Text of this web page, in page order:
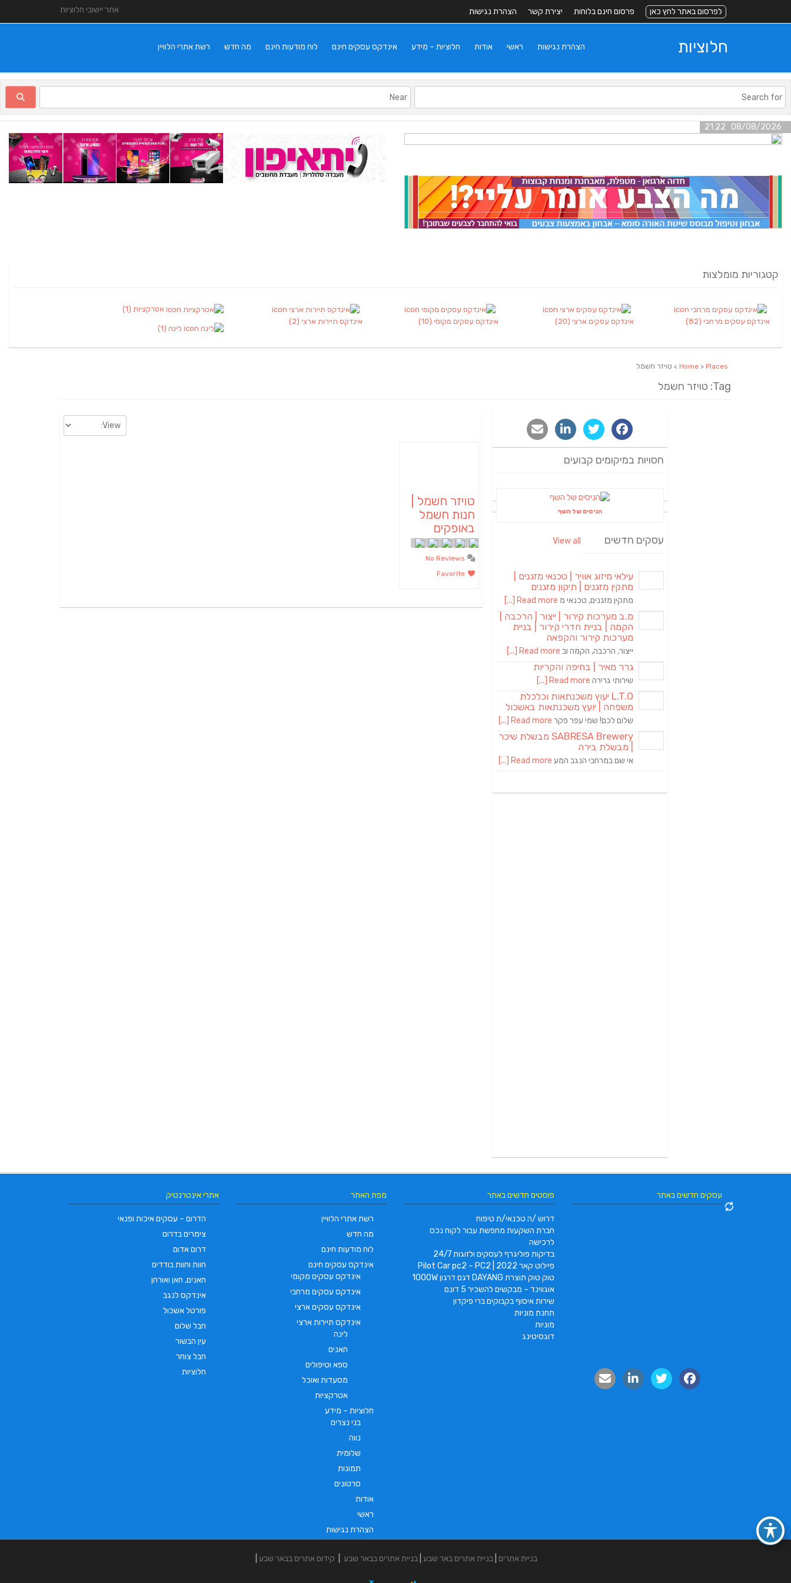
אתר יישובי חלוציות לפרסום באתר לחץ כאן פרסום חינם בלוחות יצירת קשר הצהרת נגישות
חלוציות רשת אתרי הלוויין מה חדש לוח מודעות חינם אינדקס עסקים חינם חלוציות – מידע אודות ראשי הצהרת נגישות
08/08/2026 21:22
קטגוריות מומלצות
אינדקס עסקים מרחבי (82) אינדקס עסקים ארצי (20) אינדקס עסקים מקומי (10) אינדקס תיירות ארצי (2)
אטרקציות (1)
לינה (1)
Home > Places > טויזר חשמל
Tag: טויזר חשמל
טויזר חשמל |
חנות חשמל
באופקים
חסויות במיקומים קבועים
הניסים של השף
עסקים חדשים View all
עילאי מיזוג אוויר | טכנאי מזגנים |
מתקין מזגנים | תיקון מזגנים
מתקין מזגנים, טכנאי מ Read more [...]
מ.ב מערכות קירור | ייצור | הרכבה |
הקמה | בניית חדרי קירור | בניית
מערכות קירור והקפאה
ייצור, הרכבה, הקמה וב Read more [...]
גרר מאיר | בחיפה והקריות
שירותי גרירה Read more [...]
L.T.O יעוץ משכנתאות וכלכלת
משפחה | יועץ משכנתאות באשכול
שלום לכם! שמי עפר פקר Read more [...]
SABRESA Brewery מבשלת שיכר
| מבשלת בירה
אי שם במרחבי הנגב המע Read more [...]
אתרי אינטרנטיק
הדרום – עסקים איכות ופנאי
צימרים בדרום
דרום אדום
חוות וחוות בודדים
חאנים, חאן ואורחן
אינדקס לנגב
פורטל אשכול
חבל שלום
עין הבשור
חבל צוחר
חלוציות
מפת האתר
רשת אתרי הלוויין
מה חדש
לוח מודעות חינם
אינדקס עסקים חינם
אינדקס עסקים מקומי
אינדקס עסקים מרחבי
אינדקס עסקים ארצי
אינדקס תיירות ארצי
לינה
חאנים
ספא וטיפולים
מסעדות ואוכל
אטרקציות
חלוציות – מידע
בני נצרים
נווה
שלומית
תמונות
סרטונים
אודות
ראשי
הצהרת נגישות
פוסטים חדשים באתר
דרוש /ה טכנאי/ת טיפוח
חברת השקעות מחפשת עבור לקוח נכס
לרכישה
בדיקות פוליגרף לעסקים ולזוגות 24/7
פיילוט קאר 2022 | Pilot Car pc2 – PC2
טוק טוק תוצרת DAYANG דגם דרגון 1000W
אוגווינד – מבקשים להשכיר 5 דונם
שירות איסוף בקבוקים ברי פיקדון
תחנת מוניות
מוניות
דוגסיטינג
עסקים חדשים באתר
בניית אתרים בניית אתרים באר שבע בניית אתרים בבאר שבע קידום אתרים בבאר שבע